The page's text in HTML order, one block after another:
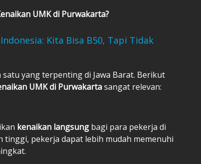
UMK di Purwakarta?
Kita Bisa B50, Tapi Tidak
satu yang terpenting di Jawa Barat. Berikut
UMK di Purwakartasangat relevan:
kenaikan langsung bagi para pekerja di
tinggi, pekerja dapat lebih mudah memenuhi